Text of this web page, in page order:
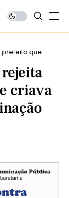
que
criava